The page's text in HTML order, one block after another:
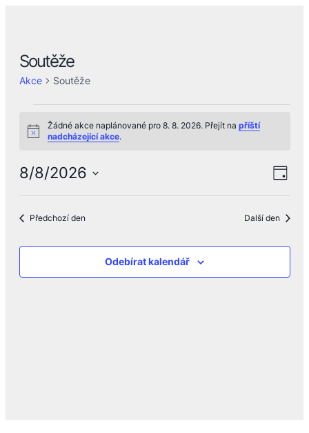
Soutěže
Akce Soutěže
Akce
for
8.
8.
2026
Notice
Žádné akce naplánované pro 8. 8. 2026. Přejít napříští
nadcházející akce.
pro
Den
8/8/2026
Vyberte
Předchozí den Další den
Odebírat kalendář